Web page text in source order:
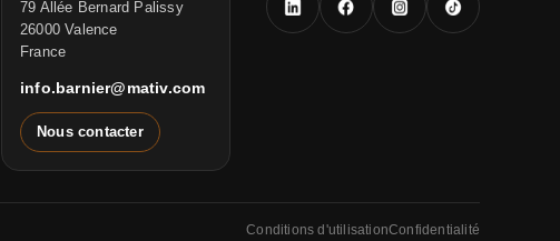
79 Allée Bernard Palissy
26000 Valence
France
info.barnier@mativ.com
Nous contacter
Conditions d'utilisationConfidentialité